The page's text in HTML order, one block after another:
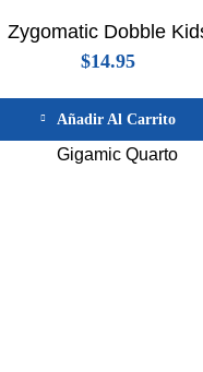
Zygomatic Dobble
$14.95
Añadir Al Carrito